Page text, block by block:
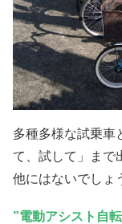
多種多様な試乗車
て、試して」まで
他にはないでしょ
”電動アシスト自